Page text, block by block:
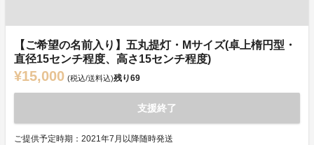
【ご希望の名前入り】五丸提灯・Mサイズ(卓上楕円型・
直径15センチ程度、高さ15センチ程度)
¥15,000 (税込/送料込)残り69
支援終了
ご提供予定時期：2021年7月以降随時発送